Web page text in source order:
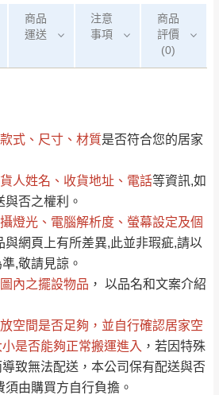
商品
運送
注意
事項
商品
評價
(0)
式、尺寸、材質是否符合您的居家
人姓名、收貨地址、電話等資訊,如
否之權利。
燈光、電腦解析度、螢幕設定及個
與網頁上有所差異,此並非瑕疵,請以
,敬請見諒。
內之擺設物品 ， 以品名和文案介紹
空間是否足夠 ，並自行確認居家空
是否能夠正常搬運進入 ，若因特殊
致無法配送，本公司保有配送與否
由購買方自行負擔。
費 說 明
運送費用
偏遠地區
（請先線上詢問 LINE
→@dershin ）
復興鄉
峨眉鄉、五峰鄉、
橫山、北埔鄉、尖
石鄉、寶山鄉山
區、新埔山區、芎
，網頁無法及時更新，如有需
信確認商品是否有「現貨」與
有異常，商家有權取消訂
無法更改原設計或客製，敬請
(不含例假日)，我們客服會與您
Mail通知確認訂單。
→ @dershin）
是否現貨，若未詢問下單後無
至低排列
只顯示附上圖片